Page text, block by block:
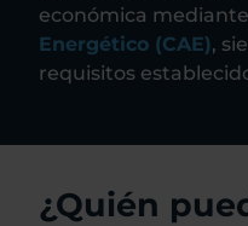
económica mediante
Energético (CAE),
requisitos
¿Quién